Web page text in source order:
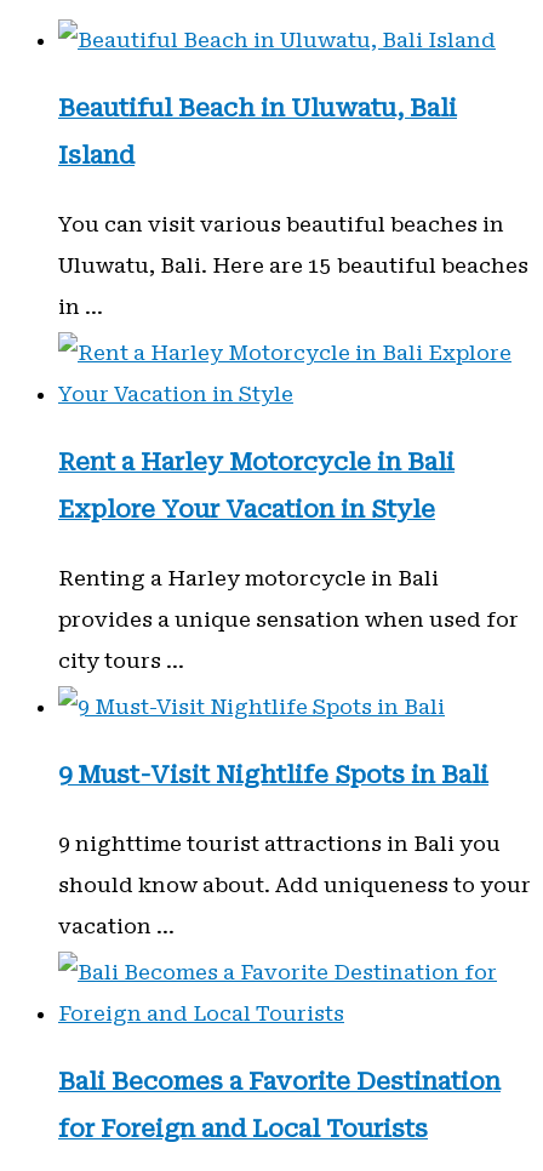
Beautiful Beach in Uluwatu, Bali
Island
You can visit various beautiful beaches in
Uluwatu, Bali. Here are 15 beautiful beaches
in …
Rent a Harley Motorcycle in Bali
Explore Your Vacation in Style
Renting a Harley motorcycle in Bali
provides a unique sensation when used for
city tours …
9 Must-Visit Nightlife Spots in Bali
9 nighttime tourist attractions in Bali you
should know about. Add uniqueness to your
vacation …
Bali Becomes a Favorite Destination
for Foreign and Local Tourists